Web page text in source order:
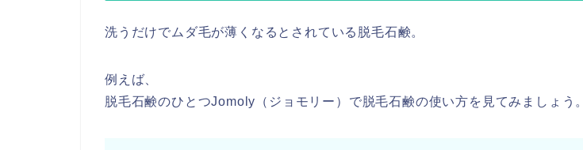
洗うだけでムダ毛が薄くなるとされている脱毛石鹸。
例えば、
脱毛石鹸のひとつJomoly（ジョモリー）で脱毛石鹸の使い方を見てみましょう。